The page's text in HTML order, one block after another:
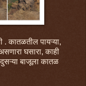
. कातळतील पायऱ्या,
घसारा, काही
बाजूला कातळ